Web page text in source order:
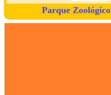
Parque Zoológico